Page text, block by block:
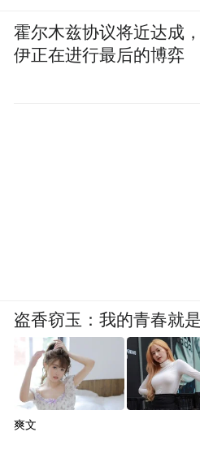
霍尔木兹协议将近达成
伊正在进行最后的博弈
盗香窃玉：我的青春就
爽文